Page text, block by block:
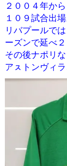
２００４年か
１０９試合出場
リバプールで
ーズンで延べ２
その後ナポリ
アㇲトンヴィ